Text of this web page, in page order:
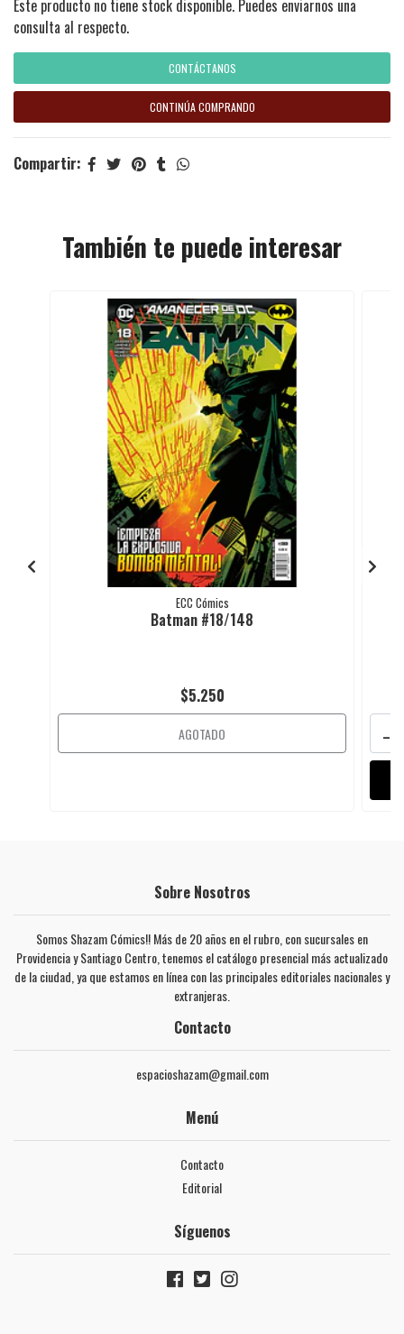
Este producto no tiene stock disponible. Puedes enviarnos una
consulta al respecto.
CONTÁCTANOS
CONTINÚA COMPRANDO
Compartir:
También te puede interesar
ECC Cómics
Batman #18/148
$5.250
AGOTADO -
Sobre Nosotros
Somos Shazam Cómics!! Más de 20 años en el rubro, con sucursales en
Providencia y Santiago Centro, tenemos el catálogo presencial más actualizado
de la ciudad, ya que estamos en línea con las principales editoriales nacionales y
extranjeras.
Contacto
espacioshazam@gmail.com
Menú
Contacto
Editorial
Síguenos